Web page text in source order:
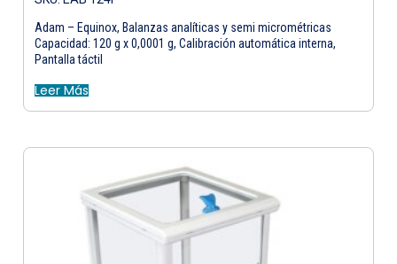
Adam – Equinox, Balanzas analíticas y semi micrométricas
Capacidad: 120 g x 0,0001 g, Calibración automática interna,
Pantalla táctil
Leer Más